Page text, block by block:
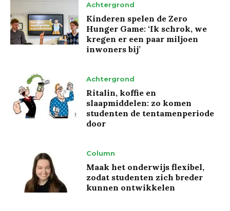
Achtergrond
Kinderen spelen de Zero
Hunger Game: ‘Ik schrok, we
kregen er een paar miljoen
inwoners bij’
Achtergrond
Ritalin, koffie en
slaapmiddelen: zo komen
studenten de tentamenperiode
door
Column
Maak het onderwijs flexibel,
zodat studenten zich breder
kunnen ontwikkelen